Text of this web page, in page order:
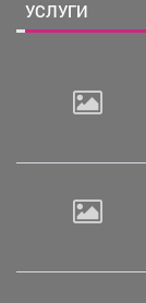
УСЛУГИ